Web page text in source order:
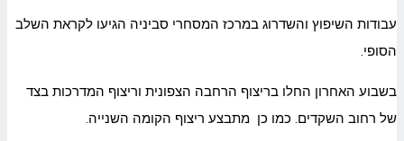
עבודות השיפוץ והשדרוג במרכז המסחרי סביניה הגיעו לקראת השלב
הסופי.
בשבוע האחרון החלו בריצוף הרחבה הצפונית וריצוף המדרכות בצד
של רחוב השקדים. כמו כן מתבצע ריצוף הקומה השנייה.